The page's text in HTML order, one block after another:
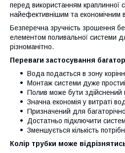
перед використанням краплинної
найефективнішим та економічним
Безперечна зручність зрошення
елементом поливальної системи
різноманітно.
Переваги застосування
Вода подається в зону
Монтаж системи дуже
Полив може бути здійснений
Значна економія у витраті
Призначений для
Достатньо підключити
Зменшується кількість
Колір трубки може